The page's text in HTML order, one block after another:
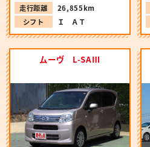
走行距離
26,855km
シフト
Ｉ ＡＴ
ムーヴ L-SAⅢ